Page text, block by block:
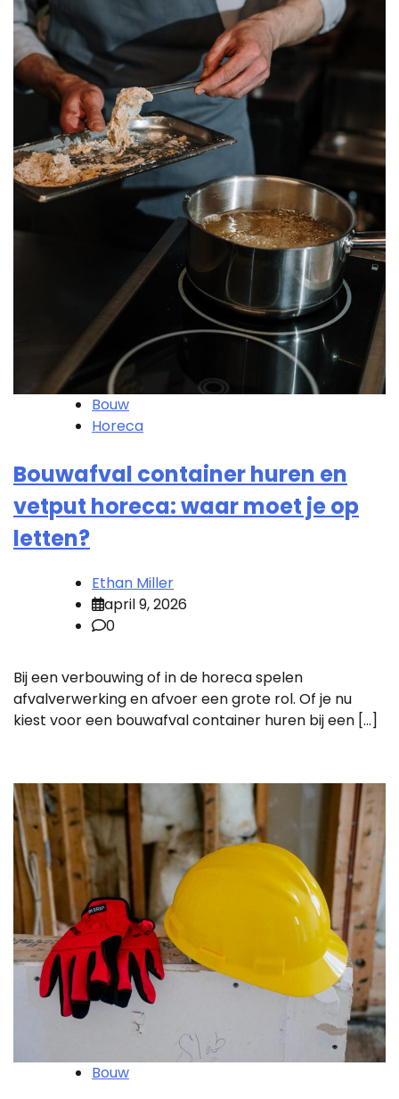
Bouw
Horeca
Bouwafval container huren en
vetput horeca: waar moet je op
letten?
Ethan Miller
april 9, 2026
0
Bij een verbouwing of in de horeca spelen
afvalverwerking en afvoer een grote rol. Of je nu
kiest voor een bouwafval container huren bij een […]
Bouw